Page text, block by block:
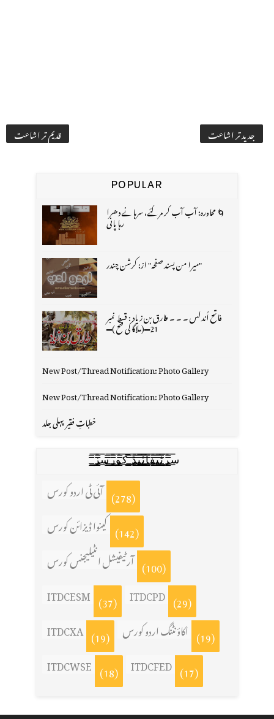
جدید تر اشاعت قدیم تر اشاعت
POPULAR
🌀 محاورہ: آب آب کر مر گئے، سرہانے دھرا
رہا پانی
"میرا من پسند صفحہ" از: کرشن چندر
فاتح اُندلس ۔ ۔ ۔ طارق بن زیاد : قسط نمبر
21═(ملاگا کی فتح )═
New Post/Thread Notification: Photo Gallery
New Post/Thread Notification: Photo Gallery
خطباتِ فقیر پہلی جلد
س̳̿͟͞ر̳̿͟͞ٹ̳̿͟͞ی̳̿͟͞ف̳̿͟͞ا̳̿͟͞ي̳̳̿ٔ̿͟͟͞͞ی̳̿͟͞ڈ̳̿͟͞ ̳̿͟͞ک̳̿͟͞و̳̿͟͞ر̳̿͟͞س̳̿͟͞ز̳̿͟͞
آئی ٹی اردو کورس (278)
کینوا ڈیزائن کورس (142)
آرٹیفیشل انٹیلیجنس کورس (100)
ITDCESM (37) ITDCPD (29)
ITDCXA (19) اکاؤنٹنگ اردو کورس (19)
ITDCWSE (18) ITDCFED (17)